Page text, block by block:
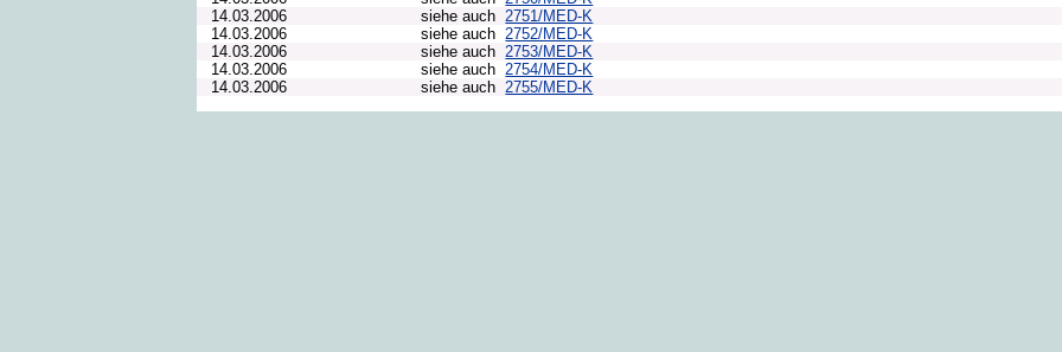
14.03.2006
siehe auch 2751/MED-K
14.03.2006
siehe auch 2752/MED-K
14.03.2006
siehe auch 2753/MED-K
14.03.2006
siehe auch 2754/MED-K
14.03.2006
siehe auch 2755/MED-K